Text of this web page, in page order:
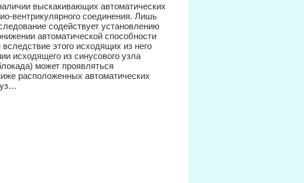
выскакивающих автоматических
вентрикулярного соединения. Лишь
содействует установлению
автоматической способности
этого исходящих из него
исходящего из синусового узла
может проявляться
расположенных автоматических